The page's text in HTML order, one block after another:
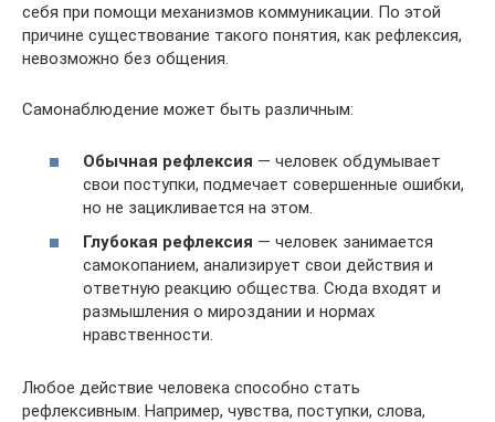
себя при помощи механизмов коммуникации. По этой
причине существование такого понятия, как рефлексия,
невозможно без общения.
Самонаблюдение может быть различным:
Обычная рефлексия — человек обдумывает
свои поступки, подмечает совершенные ошибки,
но не зацикливается на этом.
Глубокая рефлексия — человек занимается
самокопанием, анализирует свои действия и
ответную реакцию общества. Сюда входят и
размышления о мироздании и нормах
нравственности.
Любое действие человека способно стать
рефлексивным. Например, чувства, поступки, слова,